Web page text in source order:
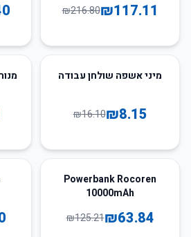
₪117.11
₪216.80
49
מיני אשפה שולחן עבודה
₪8.15
₪16.10
47%
49
Powerbank Rocoren
10000mAh
₪63.84
₪125.21